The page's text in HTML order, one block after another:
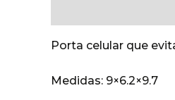
Porta celular que
Medidas: 9×6.2×9.7